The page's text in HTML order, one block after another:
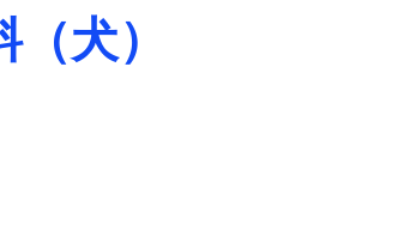
犬）